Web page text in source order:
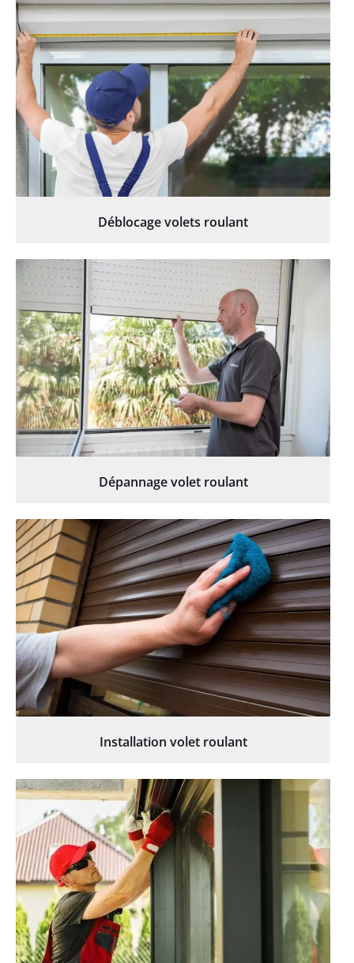
Déblocage volets roulant
Dépannage volet roulant
Installation volet roulant